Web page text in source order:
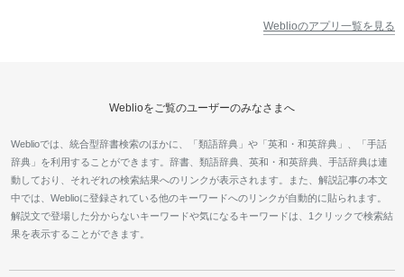
Weblioのアプリ一覧を見る
Weblioをご覧のユーザーのみなさまへ
Weblioでは、統合型辞書検索のほかに、「類語辞典」や「英和・和英辞典」、「手話
辞典」を利用することができます。辞書、類語辞典、英和・和英辞典、手話辞典は連
動しており、それぞれの検索結果へのリンクが表示されます。また、解説記事の本文
中では、Weblioに登録されている他のキーワードへのリンクが自動的に貼られます。
解説文で登場した分からないキーワードや気になるキーワードは、1クリックで検索結
果を表示することができます。